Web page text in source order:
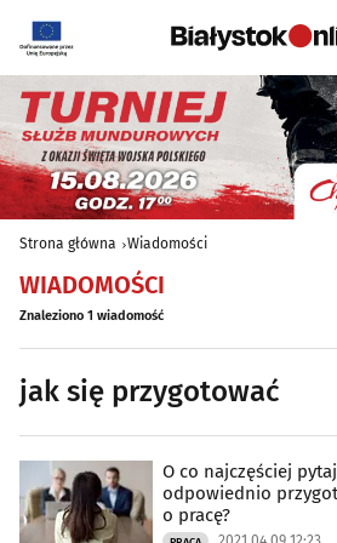
Strona główna Wiadomości
WIADOMOŚCI
Znaleziono 1 wiadomość
jak się przygotować
O co najczęściej
odpowiednio
o pracę?